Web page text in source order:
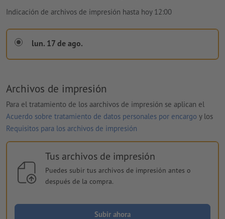
Indicación de archivos de impresión hasta hoy 12:00
lun. 17 de ago.
Archivos de impresión
Para el tratamiento de los aarchivos de impresión se aplican el
Acuerdo sobre tratamiento de datos personales por encargo y los
Requisitos para los archivos de impresión
Tus archivos de impresión
Puedes subir tus archivos de impresión antes o
después de la compra.
Subir ahora